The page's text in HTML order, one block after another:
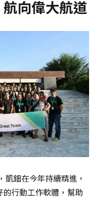
向偉大航道
鈿在今年持續精進，
行動工作軟體，幫助